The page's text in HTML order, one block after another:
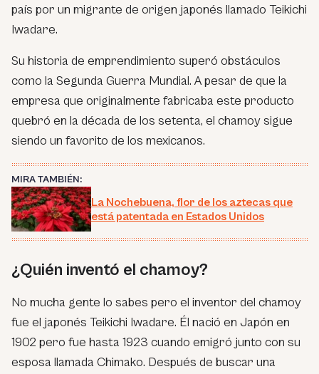
país por un migrante de origen japonés llamado Teikichi
Iwadare.
Su historia de emprendimiento superó obstáculos
como la Segunda Guerra Mundial. A pesar de que la
empresa que originalmente fabricaba este producto
quebró en la década de los setenta, el chamoy sigue
siendo un favorito de los mexicanos.
MIRA TAMBIÉN:
La Nochebuena, flor de los aztecas que
está patentada en Estados Unidos
¿Quién inventó el chamoy?
No mucha gente lo sabes pero el inventor del chamoy
fue el japonés Teikichi Iwadare. Él nació en Japón en
1902 pero fue hasta 1923 cuando emigró junto con su
esposa llamada Chimako. Después de buscar una